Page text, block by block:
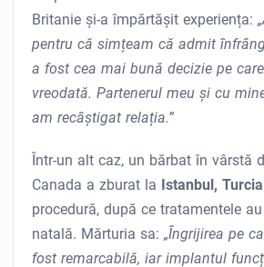
Britanie și-a împărtășit experiența:
pentru că simțeam că admit
a fost cea mai bună decizie pe
vreodată. Partenerul meu și cu
am recâștigat relația.”
Într-un alt caz, un bărbat în vârstă
Canada a zburat la Istanbul, Turcia
procedură, după ce tratamentele
natală. Mărturia sa: „Îngrijirea pe
fost remarcabilă, iar implantul